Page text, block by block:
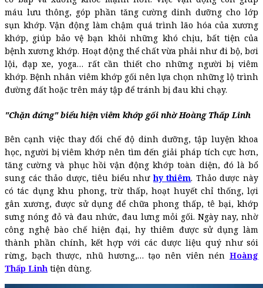
máu lưu thông, góp phần tăng cường dinh dưỡng cho lớp
sụn khớp. Vận động làm chậm quá trình lão hóa của xương
khớp, giúp bảo vệ bạn khỏi những khó chịu, bất tiện của
bệnh xương khớp. Hoạt động thể chất vừa phải như đi bộ, bơi
lội, đạp xe, yoga… rất cần thiết cho những người bị viêm
khớp. Bệnh nhân viêm khớp gối nên lựa chọn những lộ trình
đường đất hoặc trên máy tập để tránh bị đau khi chạy.
"Chặn đứng" biểu hiện viêm khớp gối nhờ Hoàng Thấp Linh
Bên cạnh việc thay đổi chế độ dinh dưỡng, tập luyện khoa
học, người bị viêm khớp nên tìm đến giải pháp tích cực hơn,
tăng cường và phục hồi vận động khớp toàn diện, đó là bổ
sung các thảo dược, tiêu biểu nhưhy thiêm. Thảo dược này
có tác dụng khu phong, trừ thấp, hoạt huyết chỉ thống, lợi
gân xương, được sử dụng để chữa phong thấp, tê bại, khớp
sưng nóng đỏ và đau nhức, đau lưng mỏi gối. Ngày nay, nhờ
công nghệ bào chế hiện đại, hy thiêm được sử dụng làm
thành phần chính, kết hợp với các dược liệu quý như sói
rừng, bạch thược, nhũ hương,… tạo nên viên nén Hoàng
Thấp Linh tiện dùng.